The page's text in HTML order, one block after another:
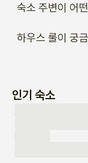
숙소 주변이 어
하우스 룰이 궁
인기 숙소